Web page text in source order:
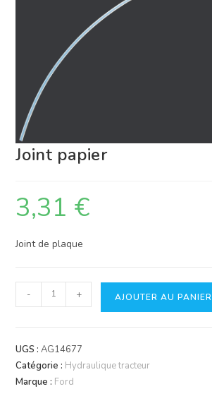
Joint papier
3,31 €
Joint de plaque
quantité
de
papier
- + AJOUTER AU PANIER
UGS :AG14677
Catégorie : Hydraulique tracteur
Marque : Ford